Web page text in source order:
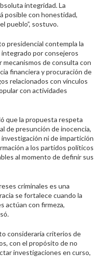
integridad. La
posible con honestidad,
pueblo”, sostuvo.
presidencial contempla la
integrado por consejeros
de consulta con
financiera y procuración de
relacionados con vínculos
con actividades
que la propuesta respeta
de presunción de inocencia,
ni de impartición
a los partidos políticos
al momento de definir sus
criminales es una
se fortalece cuando la
actúan con firmeza,
consideraría criterios de
con el propósito de no
investigaciones en curso,